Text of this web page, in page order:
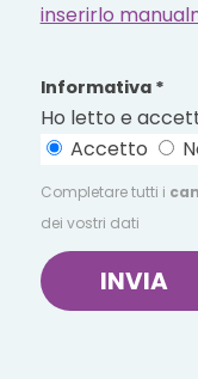
inserirlo
Informativa *
Ho letto e
Accetto
Completare tutti i
dei vostri dati
INVIA